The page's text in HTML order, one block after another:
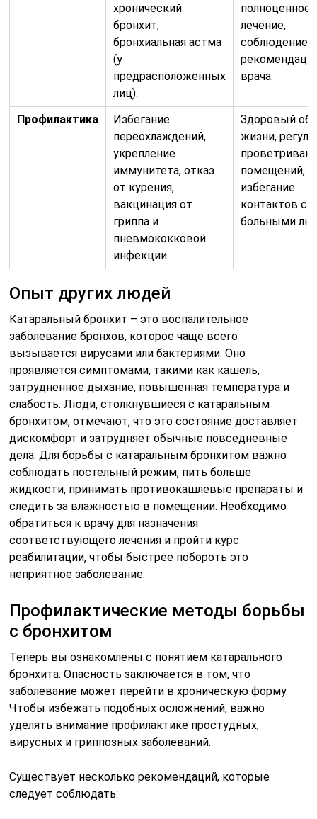
хронический
бронхит,
бронхиальная астма
(у
предрасположенных
лиц).
полноценное
лечение,
соблюдение
врача.
Профилактика
Избегание
переохлаждений,
укрепление
иммунитета, отказ
от курения,
вакцинация от
гриппа и
пневмококковой
инфекции.
Здоровый
жизни,
помещений,
избегание
контактов с
больными
Опыт других людей
Катаральный бронхит – это воспалительное
заболевание бронхов, которое чаще всего
вызывается вирусами или бактериями. Оно
проявляется симптомами, такими как кашель,
затрудненное дыхание, повышенная температура и
слабость. Люди, столкнувшиеся с катаральным
бронхитом, отмечают, что это состояние доставляет
дискомфорт и затрудняет обычные повседневные
дела. Для борьбы с катаральным бронхитом важно
соблюдать постельный режим, пить больше
жидкости, принимать противокашлевые препараты и
следить за влажностью в помещении. Необходимо
обратиться к врачу для назначения
соответствующего лечения и пройти курс
реабилитации, чтобы быстрее побороть это
неприятное заболевание.
Профилактические методы борьбы
с бронхитом
Теперь вы ознакомлены с понятием катарального
бронхита. Опасность заключается в том, что
заболевание может перейти в хроническую форму.
Чтобы избежать подобных осложнений, важно
уделять внимание профилактике простудных,
вирусных и гриппозных заболеваний.
Существует несколько рекомендаций, которые
следует соблюдать: